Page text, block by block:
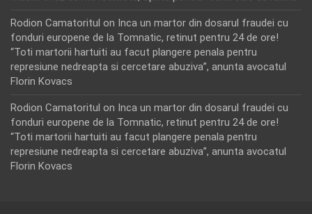
Rodion Camatoritul on Inca un martor din dosarul fraudei cu
fonduri europene de la Tomnatic, retinut pentru 24 de ore!
“Toti martorii hartuiti au facut plangere penala pentru
represiune nedreapta si cercetare abuziva”, anunta avocatul
Florin Kovacs
Rodion Camatoritul on Inca un martor din dosarul fraudei cu
fonduri europene de la Tomnatic, retinut pentru 24 de ore!
“Toti martorii hartuiti au facut plangere penala pentru
represiune nedreapta si cercetare abuziva”, anunta avocatul
Florin Kovacs